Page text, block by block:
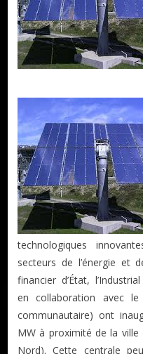
technologiques
secteurs de l’énergie et
financier d’État,
en collaboration avec le
communautaire) ont
MW à proximité de la ville
Nord). Cette centrale